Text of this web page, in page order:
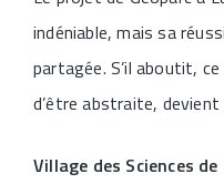
indéniable, mais sa
partagée. S’il aboutit,
d’être abstraite,
Village des Sciences